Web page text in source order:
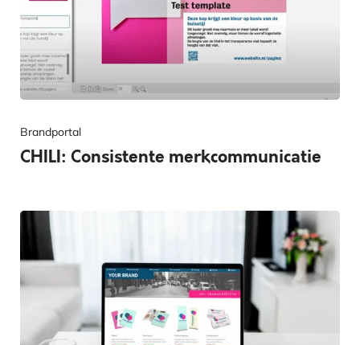
Brandportal
CHILI: Consistente merkcommunicatie